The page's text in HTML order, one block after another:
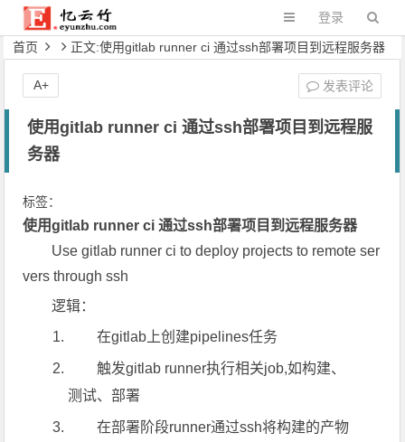
登录
首页 正文:使用gitlab runner ci 通过ssh部署项目到远程服务器
使用gitlab runner ci 通过ssh部署项目到远程服
务器
标签：
使用gitlab runner ci 通过ssh部署项目到远程服务器
Use gitlab runner ci to deploy projects to remote ser
vers through ssh
逻辑：
在gitlab上创建pipelines任务
触发gitlab runner执行相关job,如构建、
测试、部署
在部署阶段runner通过ssh将构建的产物
发表评论
A+